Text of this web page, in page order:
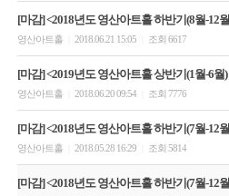
[마감] <2018년도 영산아트홀 하반기(8월-12
영산아트홀 2018.06.21 15:05 조회 6617
[마감] <2019년도 영산아트홀 상반기(1월-6월
영산아트홀 2018.06.20 09:54 조회 7776
[마감] <2018년도 영산아트홀 하반기(7월-12
영산아트홀 2018.05.28 16:29 조회 5814
[마감] <2018년도 영산아트홀 하반기(7월-12